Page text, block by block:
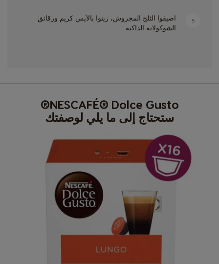
5
اضيفوا الثلج المجروش، زينوا بالآيس كريم ورقائق
الشوكولاته الداكنة.
NESCAFÉ® Dolce Gusto®
ستحتاج إلى ما يلي لوصفتك